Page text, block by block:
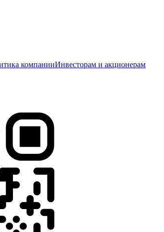
компанииИнвесторам и акционерам